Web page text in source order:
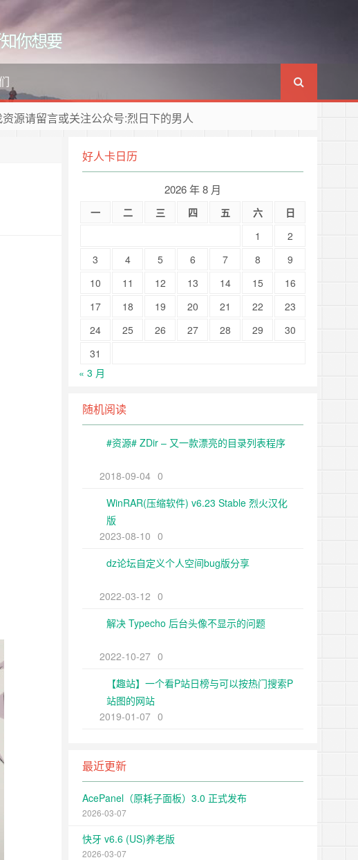
你想要
源请留言或关注公众号:烈日下的男人
好人卡日历
2026 年 8 月
一 二 三 四 五 六
日
1
2
3
4 5 6 7 8
9
10
11 12 13 14 15
16
17
18 19 20 21 22
23
24
25 26 27 28 29
30
31
« 3 月
随机阅读
#资源# ZDir – 又一款漂亮的目录列表程序
2018-09-04 0
WinRAR(压缩软件) v6.23 Stable 烈火汉化
版
2023-08-10 0
dz论坛自定义个人空间bug版分享
2022-03-12 0
解决 Typecho 后台头像不显示的问题
2022-10-27 0
【趣站】一个看P站日榜与可以按热门搜索P
站图的网站
2019-01-07 0
最近更新
AcePanel（原耗子面板）3.0 正式发布
2026-03-07
快牙 v6.6 (US)养老版
2026-03-07